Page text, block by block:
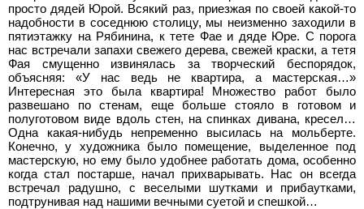
просто дядей Юрой. Всякий раз, приезжая по своей какой-то
надобности в соседнюю столицу, мы неизменно заходили в
пятиэтажку на Рябинина, к тете Фае и дяде Юре. С порога
нас встречали запахи свежего дерева, свежей краски, а тетя
Фая смущенно извинялась за творческий беспорядок,
объясняя: «У нас ведь не квартира, а мастерская…»
Интересная это была квартира! Множество работ было
развешано по стенам, еще больше стояло в готовом и
полуготовом виде вдоль стен, на спинках дивана, кресел…
Одна какая-нибудь непременно высилась на мольберте.
Конечно, у художника было помещение, выделенное под
мастерскую, но ему было удобнее работать дома, особенно
когда стал постарше, начал прихварывать. Нас он всегда
встречал радушно, с веселыми шутками и прибаутками,
подтрунивая над нашими вечными суетой и спешкой…